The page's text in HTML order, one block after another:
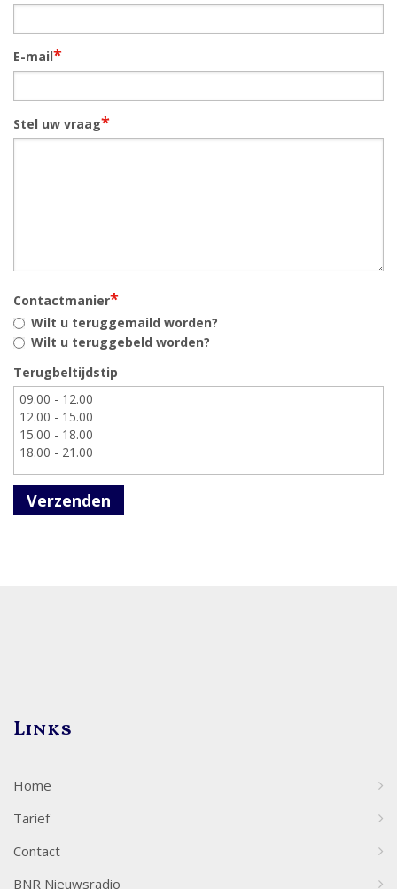
E-mail*
Stel uw vraag*
Contactmanier*
Wilt u teruggemaild worden?
Wilt u teruggebeld worden?
Terugbeltijdstip
Verzenden
Links
Home
Tarief
Contact
BNR Nieuwsradio